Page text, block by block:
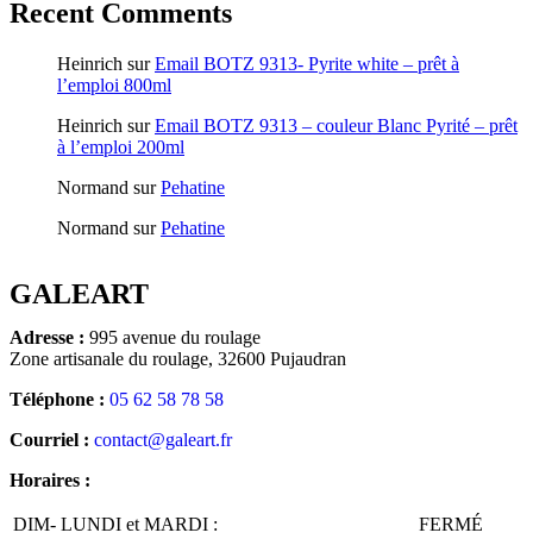
Recent Comments
Heinrich surEmail BOTZ 9313- Pyrite white – prêt à
l’emploi 800ml
Heinrich surEmail BOTZ 9313 – couleur Blanc Pyrité – prêt
à l’emploi 200ml
Normand surPehatine
Normand surPehatine
GALEART
Adresse : 995 avenue du roulage
Zone artisanale du roulage, 32600 Pujaudran
Téléphone : 05 62 58 78 58
Courriel : contact@galeart.fr
Horaires :
DIM- LUNDI et MARDI :
FERMÉ